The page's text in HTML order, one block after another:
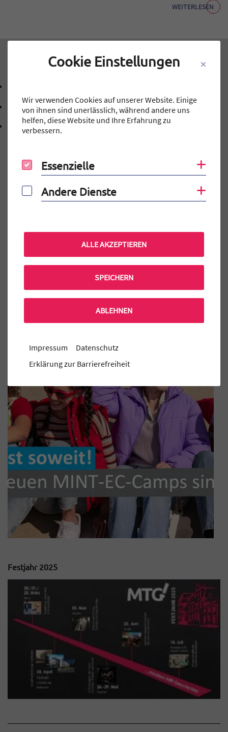
WEITERLESEN
mtg@stadt.erlangen.de
E-Mail Adresse: mtg@stadt.erlangen.de
Adresse:
Schillerstraße 12
91054, 9 1 0 5 4
Erlangen
Auf einen Blick
Praktikum am MTG
Festjahr 2025
Cookie Einstellungen
Wir verwenden Cookies auf unserer Website. Einige
von ihnen sind unerlässlich, während andere uns
helfen, diese Website und Ihre Erfahrung zu
verbessern.
Essenzielle
Essenzielle
Andere Dienste
Andere Dienste
ALLE AKZEPTIEREN
SPEICHERN
ABLEHNEN
Impressum
Datenschutz
Erklärung zur Barrierefreiheit